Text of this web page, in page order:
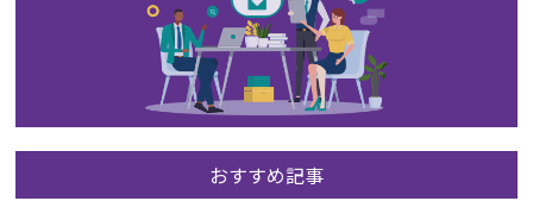
おすすめ記事